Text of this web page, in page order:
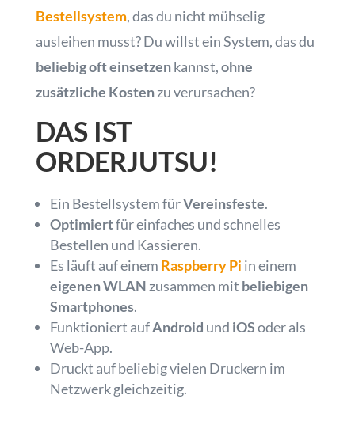
Bestellsystem, das du nicht mühselig
ausleihen musst? Du willst ein System, das du
beliebig oft einsetzenkannst,ohne
zusätzliche Kostenzu verursachen?
DAS IST
ORDERJUTSU!
Ein Bestellsystem fürVereinsfeste.
Optimiertfür einfaches und schnelles
Bestellen und Kassieren.
Es läuft auf einem Raspberry Pi in einem
eigenen WLAN zusammen mit beliebigen
Smartphones.
Funktioniert aufAndroid und iOSoder als
Web-App.
Druckt auf beliebig vielen Druckern im
Netzwerk gleichzeitig.